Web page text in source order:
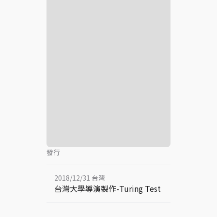
發行
2018/12/31 台灣
台灣大學導演製作-Turing Test